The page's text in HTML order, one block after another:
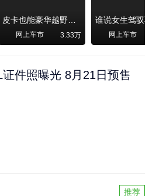
皮卡也能豪华越野！纵横F700上市，限时卖29.99万起
网上车市 3.33万 网上车市
件照曝光 8月21日预售
推荐